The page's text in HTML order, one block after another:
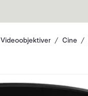
Videoobjektiver Cine